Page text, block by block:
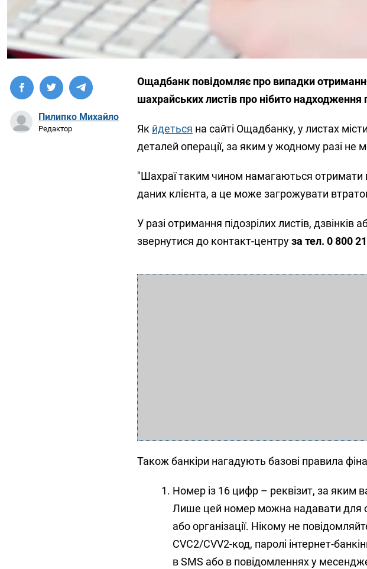
Пилипко Михайло
Редактор
Ощадбанк повідомляє про випадки
шахрайських листів про нібито надходження
Як йдеться на сайті Ощадбанку, у листах
деталей операції, за яким у жодному разі не
"Шахраї таким чином намагаються отримати
даних клієнта, а це може загрожувати
У разі отримання підозрілих листів,
звернутися до контакт-центруза тел. 0 800
Також банкіри нагадують базові правила
Номер із 16 цифр – реквізит, за яким
Лише цей номер можна надавати для
або організації. Нікому не
CVC2/CVV2-код, паролі інтернет-
в SMS або в повідомленнях у